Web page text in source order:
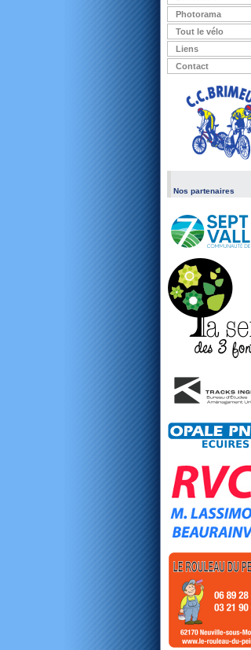
Photorama
Tout le vélo
Liens
Contact
Nos partenaires